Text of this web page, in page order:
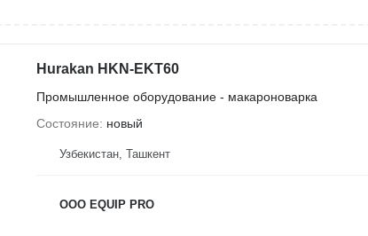
Hurakan HKN-EKT60
Промышленное оборудование - макароноварка
Состояние
новый
Узбекистан, Ташкент
OOO EQUIP PRO